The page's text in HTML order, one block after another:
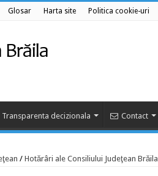
Glosar Harta site Politica cookie-uri
Transparenta decizionala Contact
/ Hotărâri ale Consiliului Judeţean Brăila